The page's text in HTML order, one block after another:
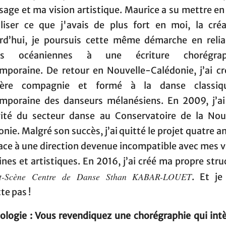
et ma vision artistique. Maurice a su mettre
ce que j'avais de plus fort en moi, la
je poursuis cette même démarche en
océaniennes à une écriture
De retour en Nouvelle-Calédonie, j’ai
compagnie et formé à la danse
des danseurs mélanésiens. En 2009,
du secteur danse au Conservatoire de la
Malgré son succès, j’ai quitté le projet quatre
à une direction devenue incompatible avec mes
et artistiques. En 2016, j’ai créé ma propre
Scène Centre de Danse Sthan KABAR-LOUET. Et je
pas !
: Vous revendiquez une chorégraphie qui